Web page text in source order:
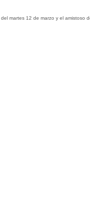
martes 12 de marzo y el amistoso